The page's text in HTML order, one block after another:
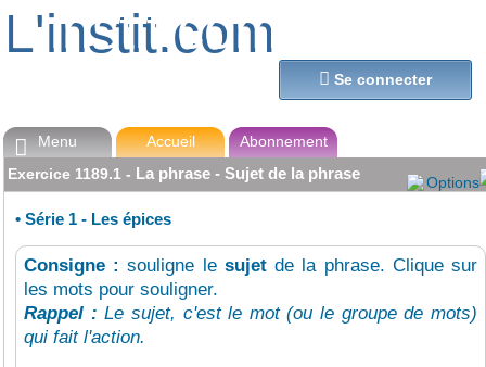
 Se connecter
L'instit.com
L'instit.com
 Menu Accueil
Abonnement
Exercice 1189.1 - La phrase - Sujet de la phrase Options
• Série 1 - Les épices
Consigne :souligne le sujetde la phrase. Clique sur
les mots pour souligner.
Rappel : Le sujet, c'est le mot (ou le groupe de mots)
qui fait l'action.